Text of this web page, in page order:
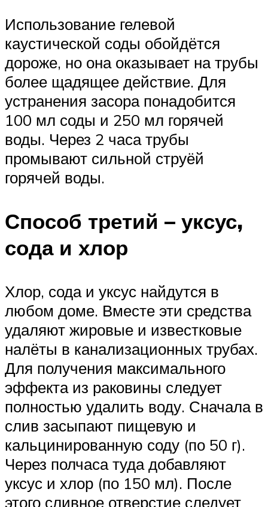
Использование гелевой
каустической соды обойдётся
дороже, но она оказывает на трубы
более щадящее действие. Для
устранения засора понадобится
100 мл соды и 250 мл горячей
воды. Через 2 часа трубы
промывают сильной струёй
горячей воды.
Способ третий – уксус,
сода и хлор
Хлор, сода и уксус найдутся в
любом доме. Вместе эти средства
удаляют жировые и известковые
налёты в канализационных трубах.
Для получения максимального
эффекта из раковины следует
полностью удалить воду. Сначала в
слив засыпают пищевую и
кальцинированную соду (по 50 г).
Через полчаса туда добавляют
уксус и хлор (по 150 мл). После
этого сливное отверстие следует